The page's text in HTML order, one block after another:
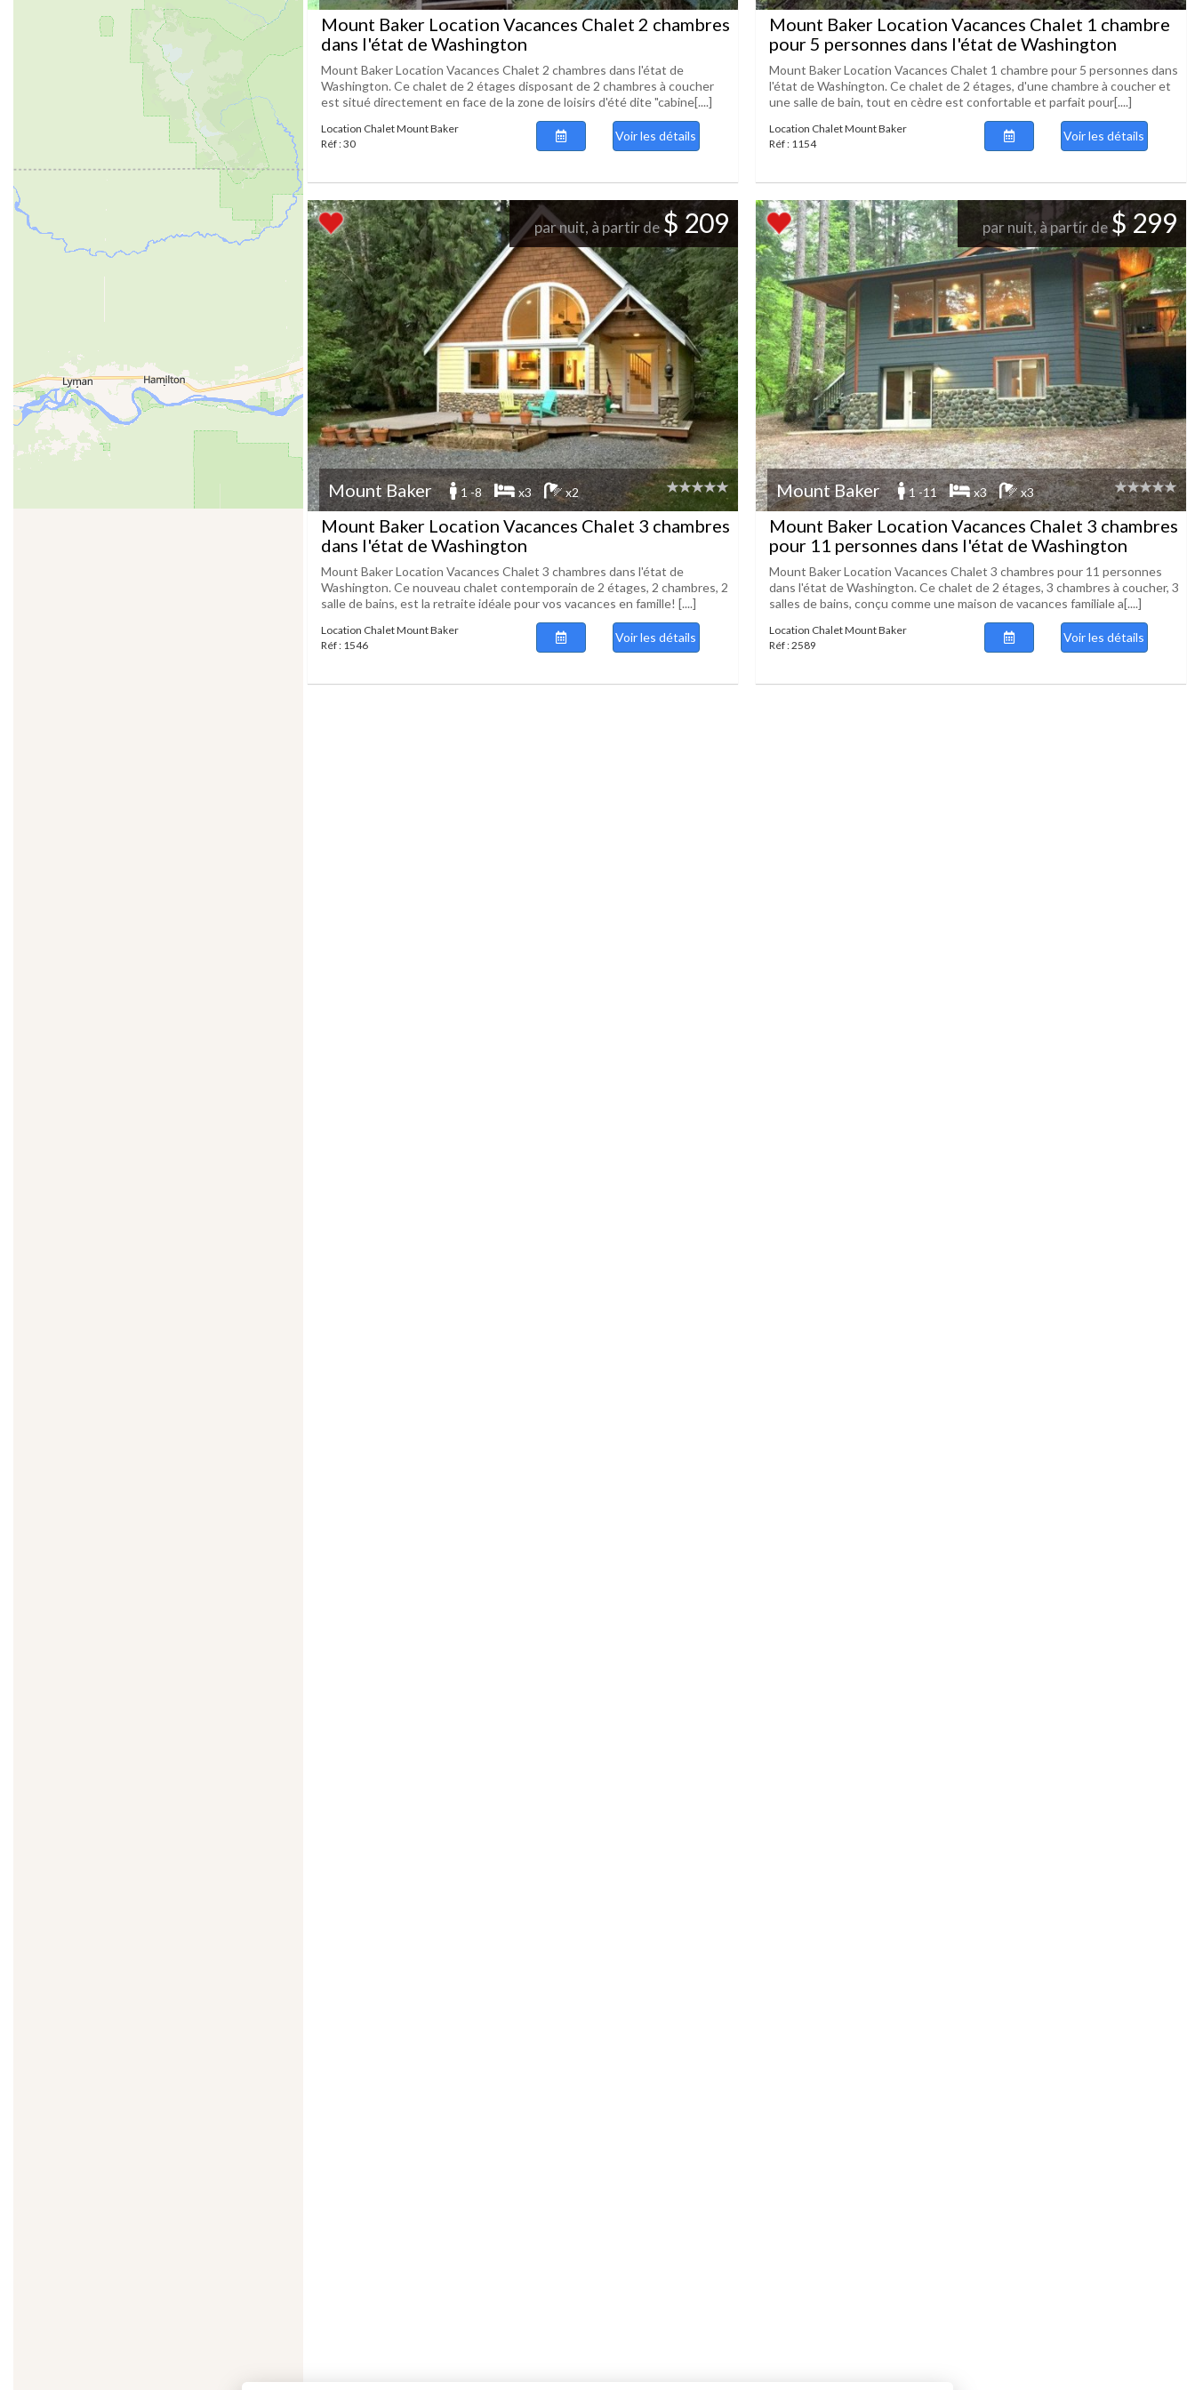
Mount Baker Location Vacances Chalet 2 chambres
dans l'état de Washington
Mount Baker Location Vacances Chalet 2 chambres dans l'état de
Washington. Ce chalet de 2 étages disposant de 2 chambres à coucher
est situé directement en face de la zone de loisirs d'été dite "cabine[....]
Location Chalet Mount Baker
Réf : 30
Voir les détails
Mount Baker Location Vacances Chalet 1 chambre
pour 5 personnes dans l'état de Washington
Mount Baker Location Vacances Chalet 1 chambre pour 5 personnes dans
l'état de Washington. Ce chalet de 2 étages, d'une chambre à coucher et
une salle de bain, tout en cèdre est confortable et parfait pour[....]
Location Chalet Mount Baker
Réf : 1154
Voir les détails
par nuit, à partir de$ 209
Mount Baker 1 -8 x3 x2
Mount Baker Location Vacances Chalet 3 chambres
dans l'état de Washington
Mount Baker Location Vacances Chalet 3 chambres dans l'état de
Washington. Ce nouveau chalet contemporain de 2 étages, 2 chambres, 2
salle de bains, est la retraite idéale pour vos vacances en famille! [....]
Location Chalet Mount Baker
Réf : 1546
Voir les détails
par nuit, à partir de$ 299
Mount Baker 1 -11 x3 x3
Mount Baker Location Vacances Chalet 3 chambres
pour 11 personnes dans l'état de Washington
Mount Baker Location Vacances Chalet 3 chambres pour 11 personnes
dans l'état de Washington. Ce chalet de 2 étages, 3 chambres à coucher, 3
salles de bains, conçu comme une maison de vacances familiale a[....]
Location Chalet Mount Baker
Réf : 2589
Voir les détails